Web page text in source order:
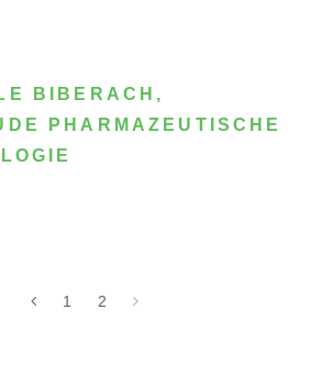
BIBERACH,
PHARMAZEUTISCHE
1 2